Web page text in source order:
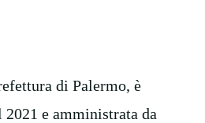
di Palermo, è
e amministrata da